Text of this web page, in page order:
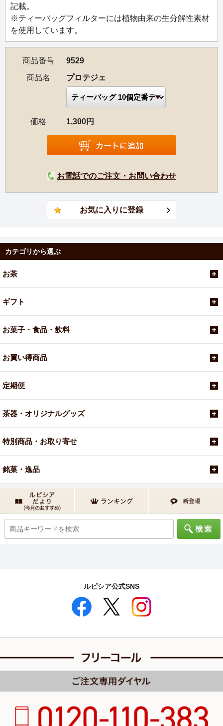
記載。
※ティーバッグフィルターには植物由来の生分解性素材
を使用しています。
商品番号
9529
商品名
プロテジェ
価格 1,300円
お電話でのご注文・お問い合わせ
カテゴリから選ぶ
お茶
ギフト
お菓子・食品・飲料
お買い得商品
定期便
茶器・オリジナルグッズ
特別商品・お取り寄せ
銘菓・逸品
ルピシア公式SNS